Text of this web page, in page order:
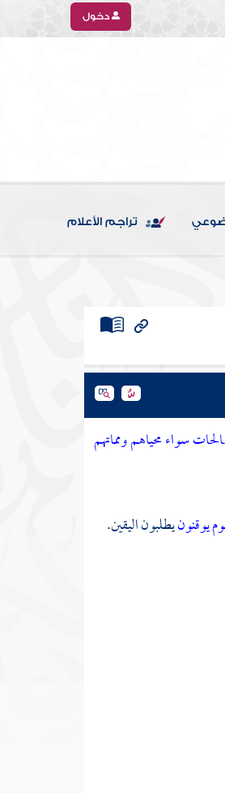
دخول
تراجم الأعلام
سواء محياهم ومماتهم
يوقنونيطلبون اليقين.